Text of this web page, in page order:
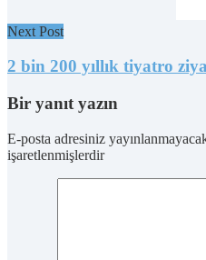
Next Post
2 bin 200 yıllık tiyatro
Bir yanıt yazın
E-posta adresiniz
işaretlenmişlerdir